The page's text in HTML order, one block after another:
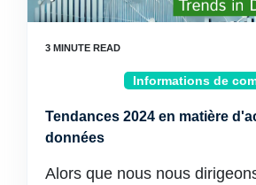
Informations de
Tendances 2024 en matière
données
Alors que nous nous